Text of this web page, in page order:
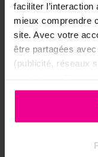
faciliter
mieux comprendre
site. Avec votre
être partagées
(publicité, réseaux
ou de les refuser.
8 autres